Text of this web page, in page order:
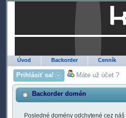
Úvod Backorder Cenník
Prihlásiť sa! Máte už účet ?
Backorder domén
Posledné domény odchytené cez náš